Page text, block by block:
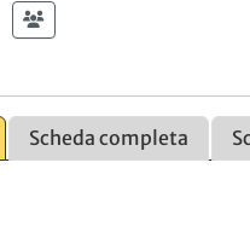
Scheda completa